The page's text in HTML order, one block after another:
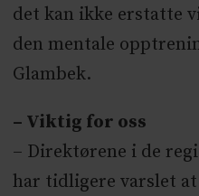
det kan ikke erstatte
den mentale
Glambek.
– Viktig for oss
– Direktørene i de
har tidligere varslet